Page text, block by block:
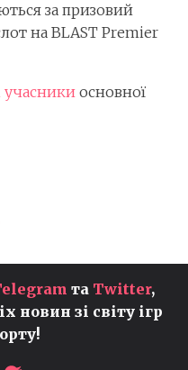
за призовий
на BLAST Premier
учасники основної
та Twitter,
новин зі світу ігр